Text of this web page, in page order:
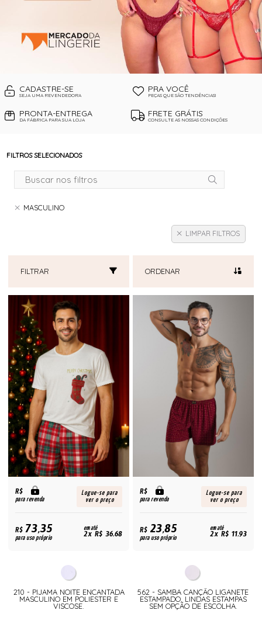
CADASTRE-SE
SEJA UMA REVENDEDORA
PRA VOCÊ
PEÇAS QUE SÃO TENDÊNCIAS!
PRONTA-ENTREGA
DA FÁBRICA PARA SUA LOJA
FRETE GRÁTIS
CONSULTE AS NOSSAS CONDIÇÕES
FILTROS SELECIONADOS
MASCULINO
LIMPAR FILTROS
FILTRAR ORDENAR
R$
para revenda
Logue-se para
ver o preço
R$73,35
para uso próprio
em até
2x R$ 36,68
210 - PIJAMA NOITE ENCANTADA
MASCULINO EM POLIESTER E
VISCOSE.
R$
para revenda
Logue-se para
ver o preço
R$23,85
para uso próprio
em até
2x R$ 11,93
562 - SAMBA CANÇÃO LIGANETE
ESTAMPADO. LINDAS ESTAMPAS
SEM OPÇÃO DE ESCOLHA.